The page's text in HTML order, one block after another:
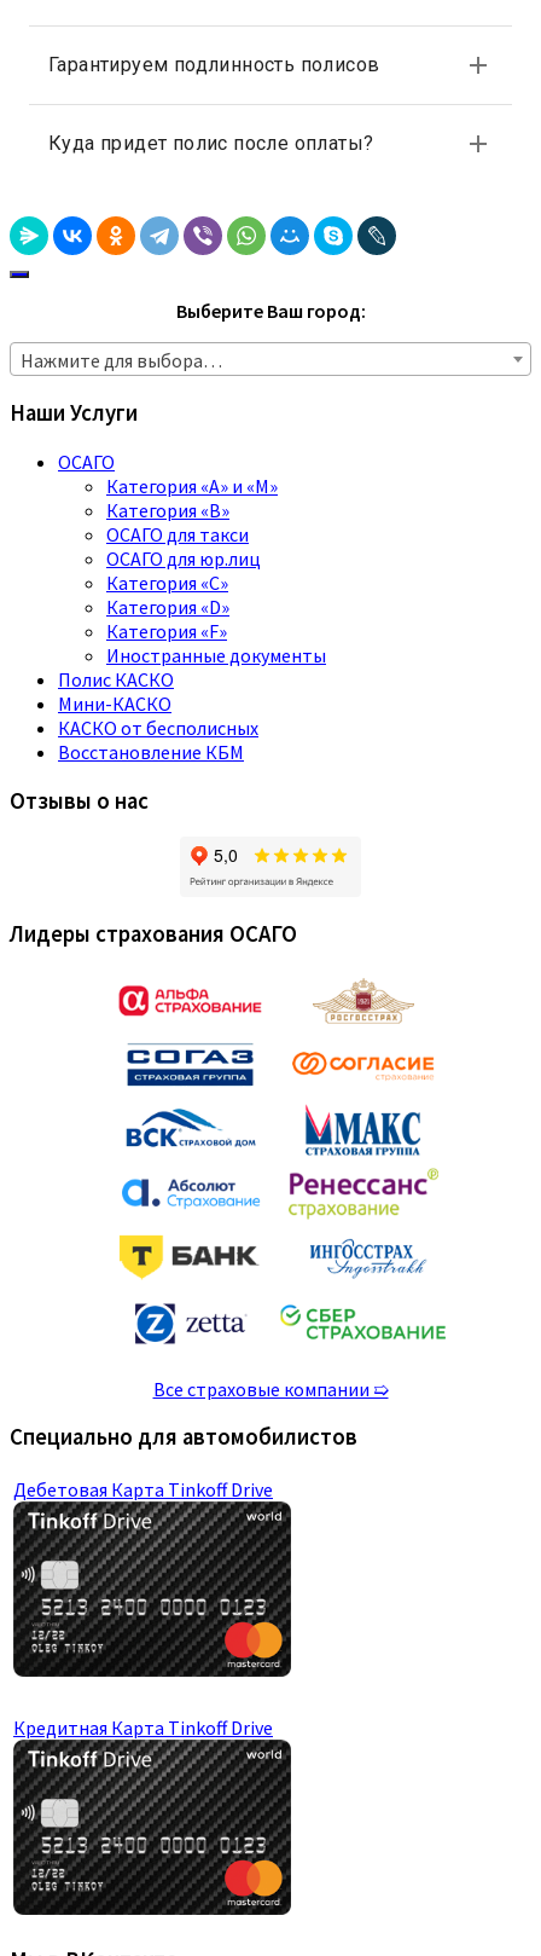
Выберите Ваш город:
Нажмите для выбора…
Наши Услуги
ОСАГО
Категория «A» и «M»
Категория «B»
ОСАГО для такси
ОСАГО для юр.лиц
Категория «C»
Категория «D»
Категория «F»
Иностранные документы
Полис КАСКО
Мини-КАСКО
КАСКО от бесполисных
Восстановление КБМ
Отзывы о нас
Лидеры страхования ОСАГО
Все страховые компании ➯
Специально для автомобилистов
Дебетовая Карта Tinkoff Drive
Кредитная Карта Tinkoff Drive